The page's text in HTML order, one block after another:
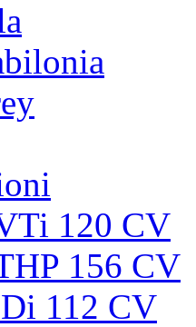
120 CV
156 CV
112 CV